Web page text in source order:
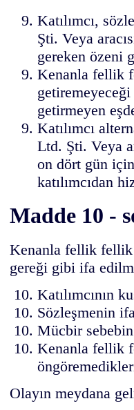
Katılımcı,
Şti. Veya
gereken özeni
Kenanla fellik
getirmeyen
Katılımcı
Ltd. Şti. Veya
on dört gün
katılımcıdan
Madde 10 -
Kenanla fellik fellik
gereği gibi ifa
Katılımcının
Sözleşmenin
Mücbir
Kenanla fellik
Olayın meydana